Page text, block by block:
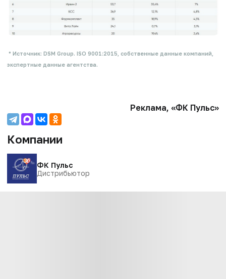
* Источник: DSM Group. ISO 9001:2015, собственные данные компаний,
экспертные данные агентства.
Реклама, «ФК Пульс»
Компании
ФК Пульс
Дистрибьютор